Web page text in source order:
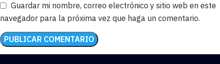
Guardar mi nombre, correo electrónico y sitio web en este
navegador para la próxima vez que haga un comentario.